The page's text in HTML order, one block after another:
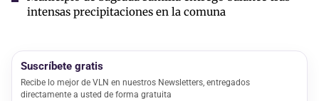
intensas precipitaciones en la comuna
Suscríbete gratis
Recibe lo mejor de VLN en nuestros Newsletters, entregados
directamente a usted de forma gratuita